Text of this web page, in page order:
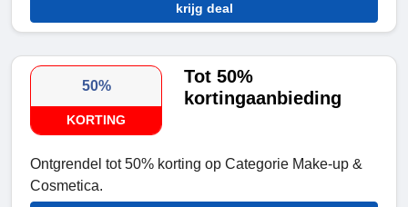
krijg deal
50%
KORTING
Tot 50%
kortingaanbieding
Ontgrendel tot 50% korting op Categorie Make-up &
Cosmetica.